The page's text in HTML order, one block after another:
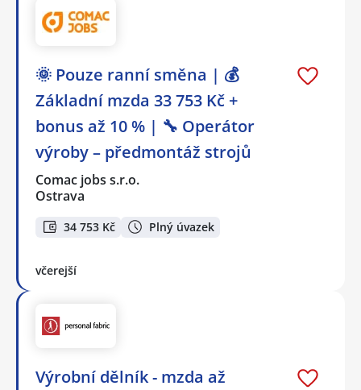
🌞 Pouze ranní směna | 💰
Základní mzda 33 753 Kč +
bonus až 10 % | 🔧 Operátor
výroby – předmontáž strojů
Comac jobs s.r.o.
Ostrava
34 753 Kč Plný úvazek
včerejší
Výrobní dělník - mzda až